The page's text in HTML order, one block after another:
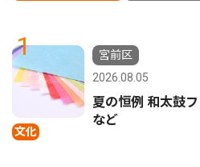
1
文化
宮前区
2026.08.05
夏の恒例 和太鼓
など